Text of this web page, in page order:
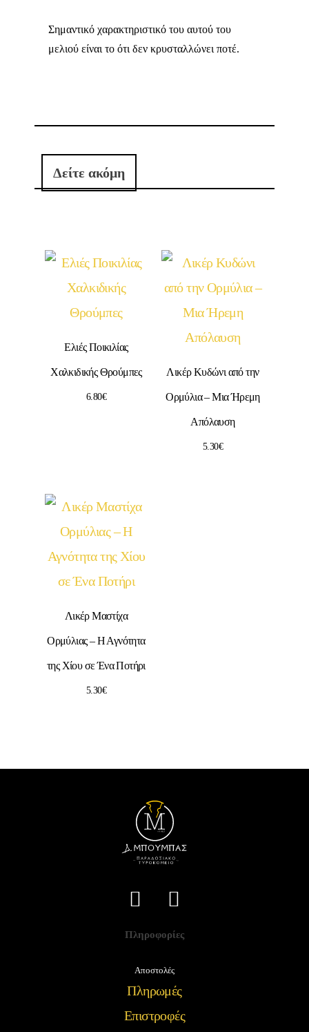
Δείτε ακόμη
Ελιές Ποικιλίας
Χαλκιδικής Θρούμπες
6.80€
Λικέρ Κυδώνι από την
Ορμύλια – Μια Ήρεμη
Απόλαυση
5.30€
Λικέρ Μαστίχα
Ορμύλιας – Η Αγνότητα
της Χίου σε Ένα Ποτήρι
5.30€
Σημαντικό χαρακτηριστικό του αυτού του
μελιού είναι το ότι δεν κρυσταλλώνει ποτέ.
Πληροφορίες
Αποστολές
Πληρωμές
Επιστροφές